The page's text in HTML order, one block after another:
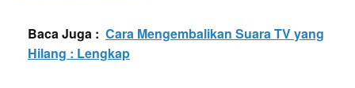
Baca Juga : Cara Mengembalikan Suara TV yang
Hilang : Lengkap